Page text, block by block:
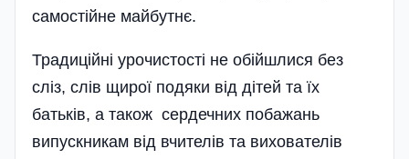
самостійне майбутнє.
Традиційні урочистості не обійшлися без
сліз, слів щирої подяки від дітей та їх
батьків, а також сердечних побажань
випускникам від вчителів та вихователів